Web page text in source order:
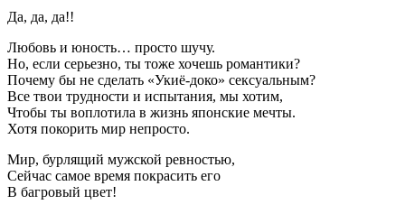
Да, да, да!!
Любовь и юность… просто шучу.
Но, если серьезно, ты тоже хочешь романтики?
Почему бы не сделать «Укиё-доко» сексуальным?
Все твои трудности и испытания, мы хотим,
Чтобы ты воплотила в жизнь японские мечты.
Хотя покорить мир непросто.
Мир, бурлящий мужской ревностью,
Сейчас самое время покрасить его
В багровый цвет!